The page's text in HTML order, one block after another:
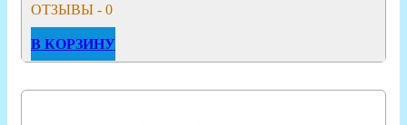
ОТЗЫВЫ - 0
В КОРЗИНУ